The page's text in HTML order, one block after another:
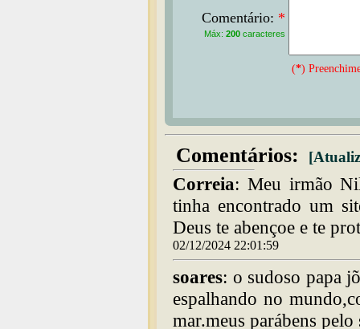
Comentário: *
Máx: 200 caracteres
(*)
Comentários:
Correia: Meu irmão
tinha encontrado um
Deus te abençoe e te
02/12/2024 22:01:59
soares: o sudoso papa
espalhando no
mar.meus parábens pelo